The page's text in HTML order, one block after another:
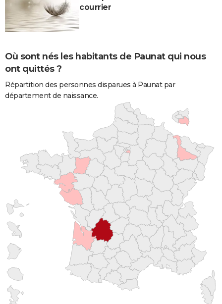
courrier
Où sont nés les habitants de Paunat qui nous
ont quittés ?
Répartition des personnes disparues à Paunat par
département de naissance.